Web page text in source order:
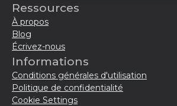
Ressources
À propos
Blog
Écrivez-nous
Informations
Conditions générales d'utilisation
Politique de confidentialité
Cookie Settings